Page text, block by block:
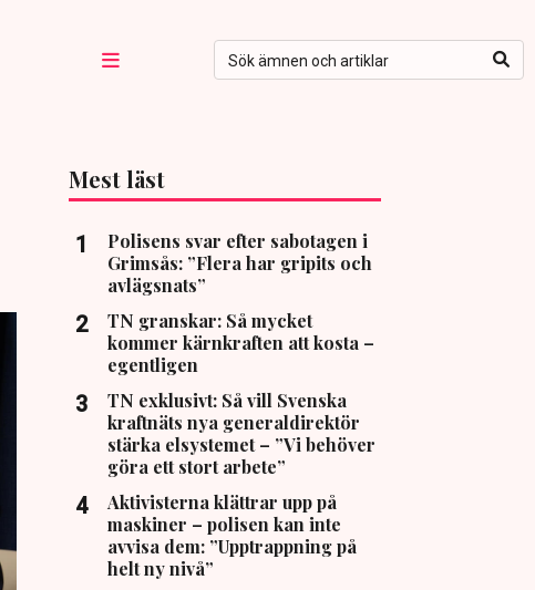
Mest läst
Polisens svar efter sabotagen i
Grimsås: ”Flera har gripits och
avlägsnats”
TN granskar: Så mycket
kommer kärnkraften att kosta –
egentligen
TN exklusivt: Så vill Svenska
kraftnäts nya generaldirektör
stärka elsystemet – ”Vi behöver
göra ett stort arbete”
Aktivisterna klättrar upp på
maskiner – polisen kan inte
avvisa dem: ”Upptrappning på
helt ny nivå”